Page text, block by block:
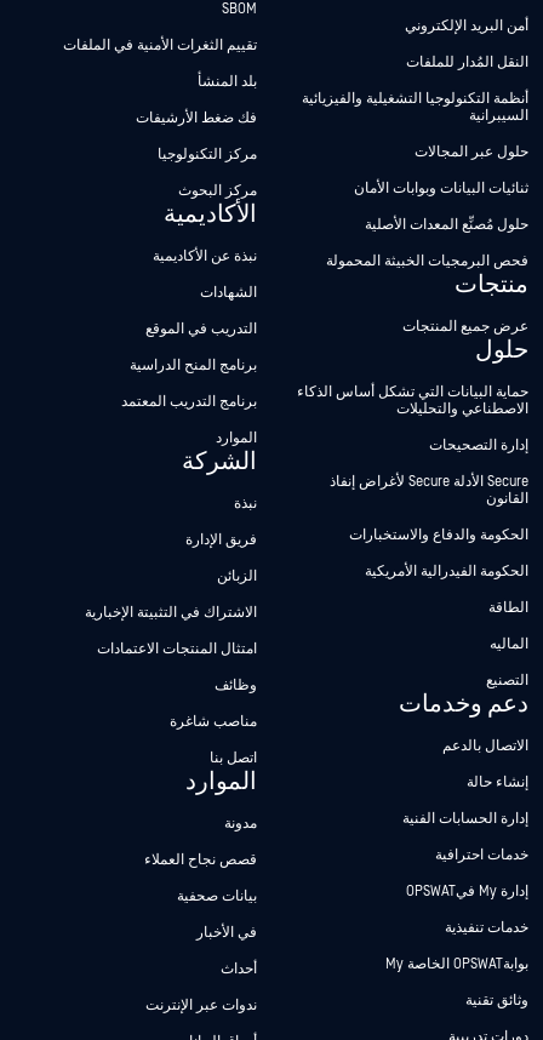
أمن البريد الإلكتروني
النقل المُدار للملفات
أنظمة التكنولوجيا التشغيلية والفيزيائية
السيبرانية
حلول عبر المجالات
ثنائيات البيانات وبوابات الأمان
حلول مُصنِّع المعدات الأصلية
فحص البرمجيات الخبيثة المحمولة
منتجات
عرض جميع المنتجات
حلول
حماية البيانات التي تشكل أساس الذكاء
الاصطناعي والتحليلات
إدارة التصحيحات
Secure الأدلة Secure لأغراض إنفاذ
القانون
الحكومة والدفاع والاستخبارات
الحكومة الفيدرالية الأمريكية
الطاقة
الماليه
التصنيع
دعم وخدمات
الاتصال بالدعم
إنشاء حالة
إدارة الحسابات الفنية
خدمات احترافية
إدارة My فيOPSWAT
خدمات تنفيذية
بوابةOPSWAT الخاصة My
وثائق تقنية
SBOM
تقييم الثغرات الأمنية في الملفات
بلد المنشأ
فك ضغط الأرشيفات
مركز التكنولوجيا
مركز البحوث
الأكاديمية
نبذة عن الأكاديمية
الشهادات
التدريب في الموقع
برنامج المنح الدراسية
برنامج التدريب المعتمد
الموارد
الشركة
نبذة
فريق الإدارة
الزبائن
الاشتراك في التثبيتة الإخبارية
امتثال المنتجات الاعتمادات
وظائف
مناصب شاغرة
اتصل بنا
الموارد
مدونة
قصص نجاح العملاء
بيانات صحفية
في الأخبار
أحداث
ندوات عبر الإنترنت